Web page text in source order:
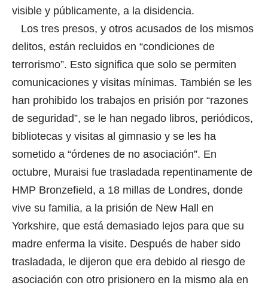
visible y públicamente, a la disidencia.
Los tres presos, y otros acusados de los mismos
delitos, están recluidos en “condiciones de
terrorismo”. Esto significa que solo se permiten
comunicaciones y visitas mínimas. También se les
han prohibido los trabajos en prisión por “razones
de seguridad”, se le han negado libros, periódicos,
bibliotecas y visitas al gimnasio y se les ha
sometido a “órdenes de no asociación”. En
octubre, Muraisi fue trasladada repentinamente de
HMP Bronzefield, a 18 millas de Londres, donde
vive su familia, a la prisión de New Hall en
Yorkshire, que está demasiado lejos para que su
madre enferma la visite. Después de haber sido
trasladada, le dijeron que era debido al riesgo de
asociación con otro prisionero en la mismo ala en